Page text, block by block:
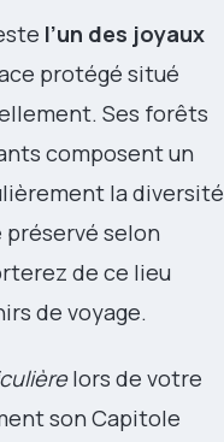
l’un des joyaux
protégé situé
Ses forêts
composent un
la diversité
selon
de ce lieu
de voyage.
lors de votre
son Capitole